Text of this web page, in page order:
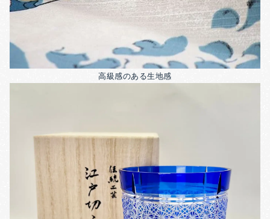
高級感のある生地感